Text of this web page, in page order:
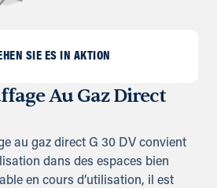
SIE ES IN AKTION
Au Gaz Direct
au gaz direct G 30 DV convient
dans des espaces bien
en cours d’utilisation, il est